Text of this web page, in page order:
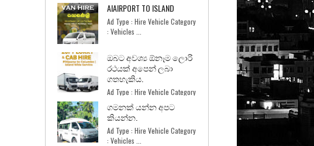
AIAIRPORT TO ISLAND
Ad Type : Hire Vehicle Category
: Vehicles ...
ඔබට අවශ්‍ය ඕනෑම ලොරි
රථයක් අපෙන් ලබා
ගතහැකිය.
Ad Type : Hire Vehicle Category
: Services ...
ගමනක් යන්න අපට
කියන්න.
Ad Type : Hire Vehicle Category
: Vehicles ...